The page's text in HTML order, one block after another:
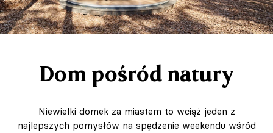
Dom pośród natury
Niewielki domek za miastem to wciąż jeden z
najlepszych pomysłów na spędzenie weekendu wśród